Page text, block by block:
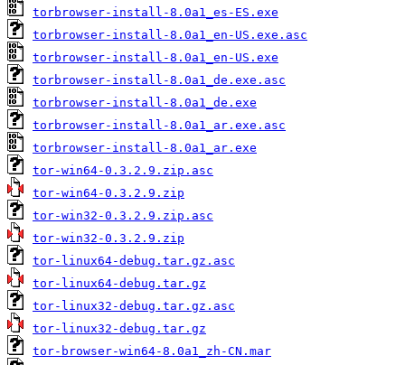
torbrowser-install-8.0a1_es-ES.exe
torbrowser-install-8.0a1_en-US.exe.asc
torbrowser-install-8.0a1_en-US.exe
torbrowser-install-8.0a1_de.exe.asc
torbrowser-install-8.0a1_de.exe
torbrowser-install-8.0a1_ar.exe.asc
torbrowser-install-8.0a1_ar.exe
tor-win64-0.3.2.9.zip.asc
tor-win64-0.3.2.9.zip
tor-win32-0.3.2.9.zip.asc
tor-win32-0.3.2.9.zip
tor-linux64-debug.tar.gz.asc
tor-linux64-debug.tar.gz
tor-linux32-debug.tar.gz.asc
tor-linux32-debug.tar.gz
tor-browser-win64-8.0a1_zh-CN.mar